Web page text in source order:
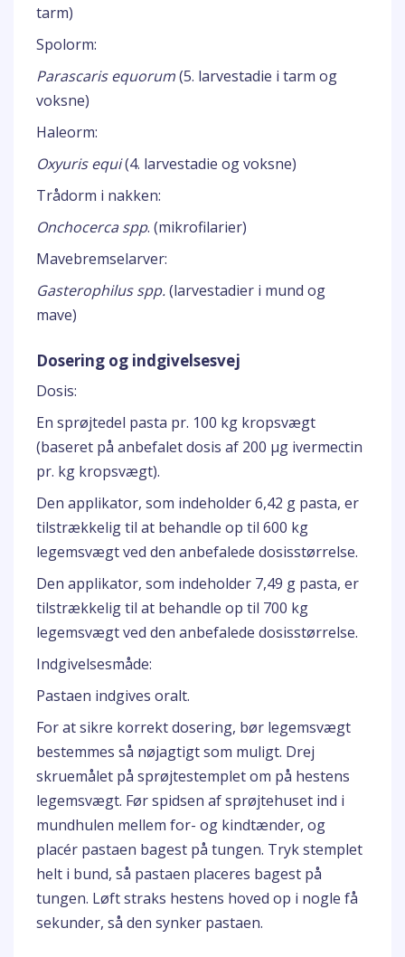
tarm)
Spolorm:
Parascaris equorum(5. larvestadie i tarm og
voksne)
Haleorm:
Oxyuris equi(4. larvestadie og voksne)
Trådorm i nakken:
Onchocerca spp. (mikrofilarier)
Mavebremselarver:
Gasterophilus spp.(larvestadier i mund og
mave)
Dosering og indgivelsesvej
Dosis:
En sprøjtedel pasta pr. 100 kg kropsvægt
(baseret på anbefalet dosis af 200 μg ivermectin
pr. kg kropsvægt).
Den applikator, som indeholder 6,42 g pasta, er
tilstrækkelig til at behandle op til 600 kg
legemsvægt ved den anbefalede dosisstørrelse.
Den applikator, som indeholder 7,49 g pasta, er
tilstrækkelig til at behandle op til 700 kg
legemsvægt ved den anbefalede dosisstørrelse.
Indgivelsesmåde:
Pastaen indgives oralt.
For at sikre korrekt dosering, bør legemsvægt
bestemmes så nøjagtigt som muligt. Drej
skruemålet på sprøjtestemplet om på hestens
legemsvægt. Før spidsen af sprøjtehuset ind i
mundhulen mellem for- og kindtænder, og
placér pastaen bagest på tungen. Tryk stemplet
helt i bund, så pastaen placeres bagest på
tungen. Løft straks hestens hoved op i nogle få
sekunder, så den synker pastaen.